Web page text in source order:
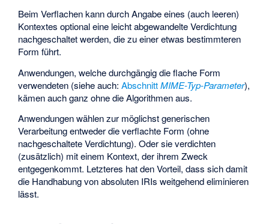
Beim Verflachen kann durch Angabe eines (auch leeren)
Kontextes optional eine leicht abgewandelte Verdichtung
nachgeschaltet werden, die zu einer etwas bestimmteren
Form führt.
Anwendungen, welche durchgängig die flache Form
verwendeten (siehe auch:AbschnittMIME-Typ-Parameter),
kämen auch ganz ohne die Algorithmen aus.
Anwendungen wählen zur möglichst generischen
Verarbeitung entweder die verflachte Form (ohne
nachgeschaltete Verdichtung). Oder sie verdichten
(zusätzlich) mit einem Kontext, der ihrem Zweck
entgegenkommt. Letzteres hat den Vorteil, dass sich damit
die Handhabung von absoluten IRIs weitgehend eliminieren
lässt.